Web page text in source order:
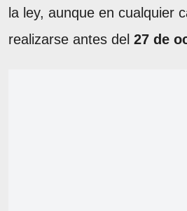
la ley, aunque en cualquier
realizarse antes del 27 de